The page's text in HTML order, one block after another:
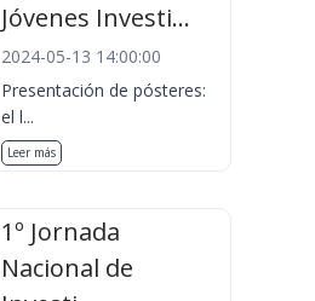
Jóvenes Investi...
2024-05-13 14:00:00
Presentación de pósteres:
el l...
Leer más
1º Jornada
Nacional de